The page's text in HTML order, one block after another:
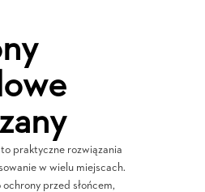
praktyczne rozwiązania
w wielu miejscach.
ochrony przed słońcem,